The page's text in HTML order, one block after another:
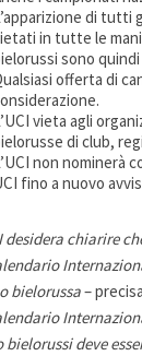
di tutti
in tutte le
sono
offerta di
vieta agli
di club,
non nominerà
fino a nuovo
desidera chiarire
bielorussa–
bielorussi deve